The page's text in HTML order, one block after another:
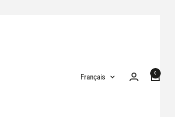
Langue
Français 0